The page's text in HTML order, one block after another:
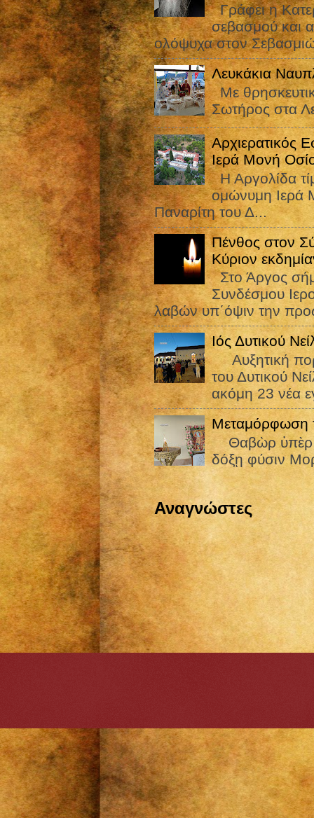
Γράφει η
σεβασμού και
ολόψυχα στον
Λευκάκια
Με
Σωτήρος στα
Αρχιερατικός
Ιερά Μονή
Η Αργολίδα
ομώνυμη Ιερά
Παναρίτη του Δ...
Πένθος στον
Κύριον
Στο Άργος
Συνδέσμου
λαβών υπ΄όψιν την
Ιός Δυτικού
Αυξητική
του Δυτικού
ακόμη 23 νέα
Μεταμόρφωση
Θαβὼρ ὑπὲρ
δόξῃ φύσιν
Αναγνώστες